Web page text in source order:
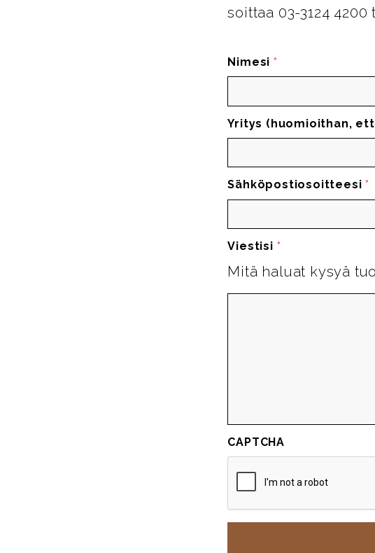
soittaa 03-3124
Nimesi *
Yritys (huomioithan,
Sähköpostiosoitteesi *
Viestisi *
Mitä haluat kysyä
CAPTCHA